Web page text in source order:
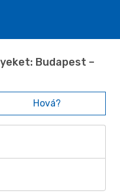
Budapest –
Hová?